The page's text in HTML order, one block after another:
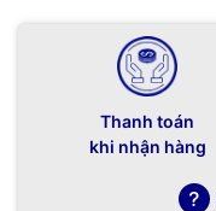
Thanh toán
khi nhận hàng